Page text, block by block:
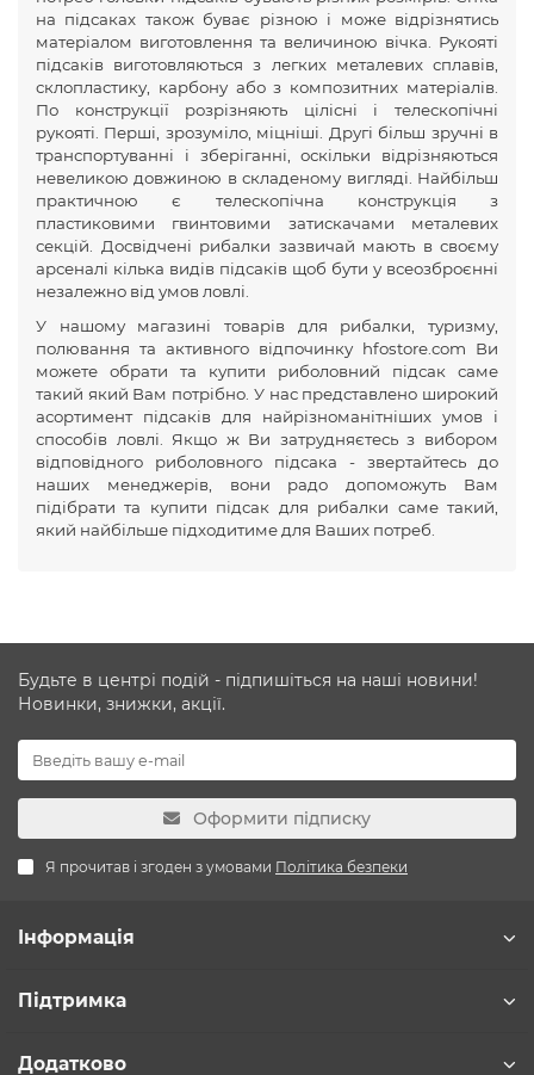
на підсаках також буває різною і може відрізнятись
матеріалом виготовлення та величиною вічка. Рукояті
підсаків виготовляються з легких металевих сплавів,
склопластику, карбону або з композитних матеріалів.
По конструкції розрізняють цілісні і телескопічні
рукояті. Перші, зрозуміло, міцніші. Другі більш зручні в
транспортуванні і зберіганні, оскільки відрізняються
невеликою довжиною в складеному вигляді. Найбільш
практичною є телескопічна конструкція з
пластиковими гвинтовими затискачами металевих
секцій. Досвідчені рибалки зазвичай мають в своєму
арсеналі кілька видів підсаків щоб бути у всеозброєнні
незалежно від умов ловлі.
У нашому магазині товарів для рибалки, туризму,
полювання та активного відпочинку hfostore.com Ви
можете обрати та купити риболовний підсак саме
такий який Вам потрібно. У нас представлено широкий
асортимент підсаків для найрізноманітніших умов і
способів ловлі. Якщо ж Ви затрудняєтесь з вибором
відповідного риболовного підсака - звертайтесь до
наших менеджерів, вони радо допоможуть Вам
підібрати та купити підсак для рибалки саме такий,
який найбільше підходитиме для Ваших потреб.
Будьте в центрі подій - підпишіться на наші новини!
Новинки, знижки, акції.
Оформити підписку
Я прочитав і згоден з умовами Політика безпеки
Інформація
Підтримка
Додатково